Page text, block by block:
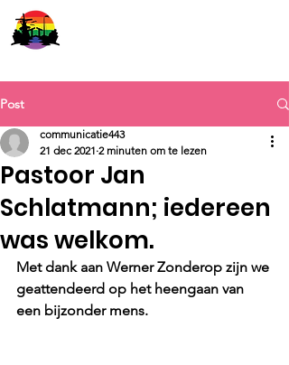
Post
Pastoor Jan
Schlatmann; iedereen
was welkom.
communicatie443
21 dec 2021 2 minuten om te lezen
Met dank aan Werner Zonderop zijn we
geattendeerd op het heengaan van
een bijzonder mens.